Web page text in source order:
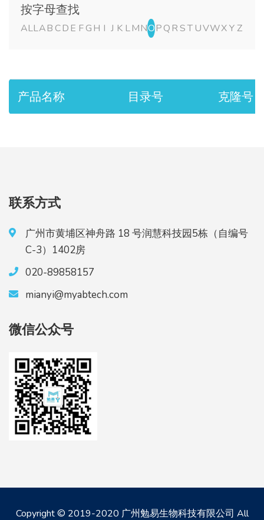
按字母查找
ALLAB CDE FGH I J K LMNOPQR STUVWXY Z
产品名称 目录号 克隆号
联系方式
广州市黄埔区神舟路 18 号润慧科技园5栋（自编号
C-3）1402房
020-89858157
mianyi@myabtech.com
微信公众号
Copyright © 2019-2020 广州勉易生物科技有限公司 All